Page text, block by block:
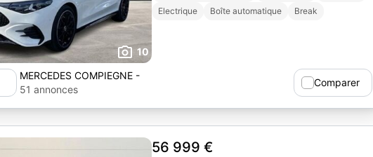
10
Electrique
Boîte automatique Break
MERCEDES COMPIEGNE -
AUTOSPHERE
51 annonces
Comparer
56 999 €